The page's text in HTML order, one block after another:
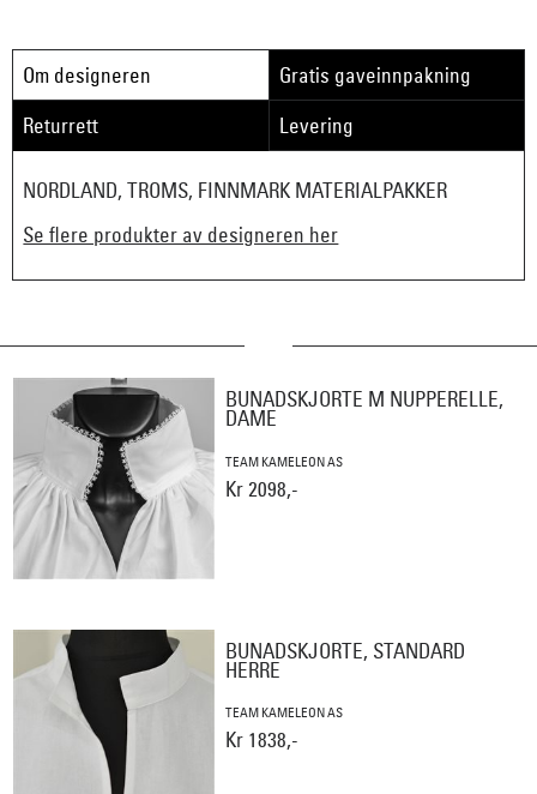
Om designeren
Gratis gaveinnpakning
Returrett
Levering
NORDLAND, TROMS, FINNMARK MATERIALPAKKER
Se flere produkter av designeren her
BUNADSKJORTE M NUPPERELLE,
DAME
TEAM KAMELEON AS
Kr 2098,-
BUNADSKJORTE, STANDARD
HERRE
TEAM KAMELEON AS
Kr 1838,-